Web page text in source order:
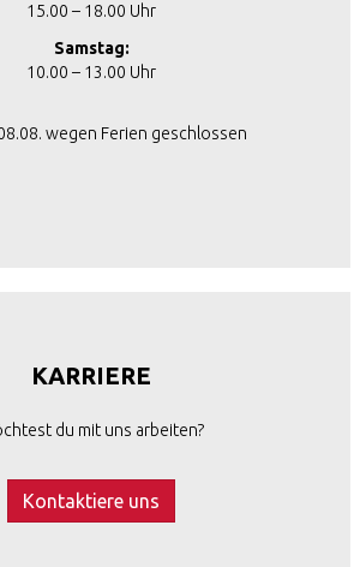
15.00 – 18.00 Uhr
Samstag:
10.00 – 13.00 Uhr
wegen Ferien geschlossen
KARRIERE
du mit uns arbeiten?
Kontaktiere uns